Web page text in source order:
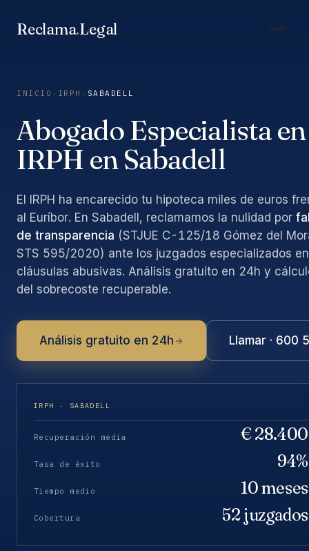
Reclama.Legal
INICIO › IRPH › SABADELL
Abogado Especialista en
IRPH en Sabadell
El IRPH ha encarecido tu hipoteca miles de euros
al Euríbor. En Sabadell, reclamamos la nulidad por
de transparencia (STJUE C-125/18 Gómez del
STS 595/2020) ante los juzgados especializados en
cláusulas abusivas. Análisis gratuito en 24h y
del sobrecoste recuperable.
Análisis gratuito en 24h Llamar · 600
IRPH · SABADELL
Recuperación media € 28.400
Tasa de éxito 94%
Tiempo medio 10 meses
Cobertura 52 juzgados